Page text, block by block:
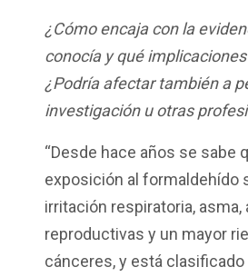
¿Cómo encaja con la
conocía y qué
¿Podría afectar también a
investigación u otras
“Desde hace años se sabe
exposición al formaldehído
irritación respiratoria, asma,
reproductivas y un mayor
cánceres, y está